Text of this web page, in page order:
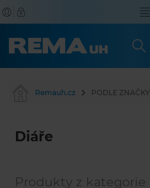
Remauh.cz PODLE ZNAČKY
Diáře
Produkty z kategorie